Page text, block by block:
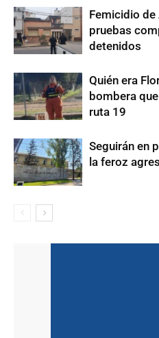
Femicidio
pruebas
detenidos
Quién era
bombera
ruta 19
Seguirán en
la feroz